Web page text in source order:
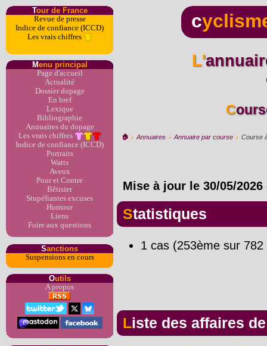
Tour de France
Revue de presse
Indice de confiance (ICCD)
Les vrais chiffres
Menu principal
Page d'accueil
Actualité
Dossier dopage
En bref
Lexique
Bibliographie
Annuaires du dopage
Les vrais chiffres
Indice de confiance (ICCD)
Portraits
Watts
Aveux
Pour et Contre
Bêtisier
Stupéfiantes excuses
Humour
Liens
Foire aux questions
Sanctions
Suspensions en cours
Outils
A propos
c
L'annuaire du dopage par
🏠︎ › Annuaires › Annuaire par course › Course
Mise à jour le 30/05/2026
Statistiques
1 cas (253ème sur 782
Liste des affaires